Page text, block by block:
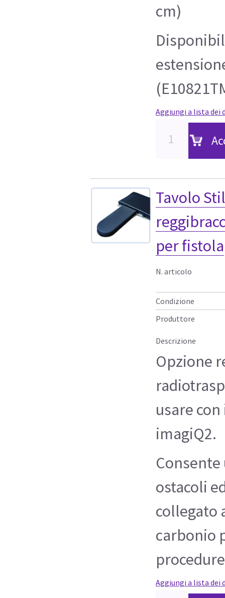
cm)
Aggiungi a lista dei
Tavolo
per fistola
N. articolo
Condizione
Produttore
Descrizione
Opzione
usare
imagiQ2.
Consente
ostacoli
collegato
carbonio
Aggiungi a lista dei